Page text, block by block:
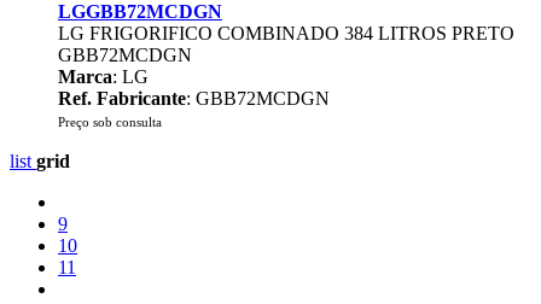
LGGBB72MCDGN
LG FRIGORIFICO COMBINADO 384 LITROS PRETO
GBB72MCDGN
Marca: LG
Ref. Fabricante: GBB72MCDGN
Preço sob consulta
list grid
9
10
11